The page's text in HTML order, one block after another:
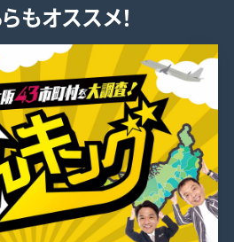
もオススメ！